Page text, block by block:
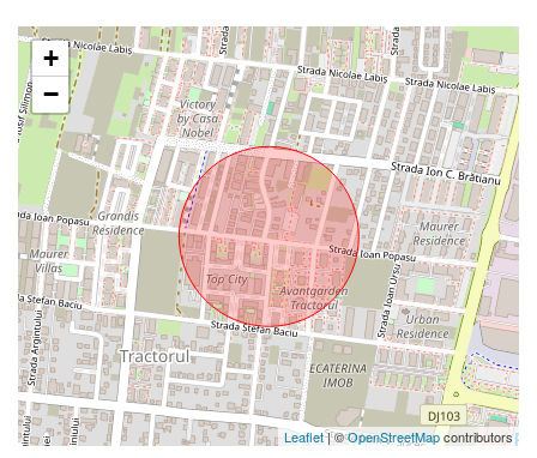
+
−
Leaflet| ©OpenStreetMapcontributors